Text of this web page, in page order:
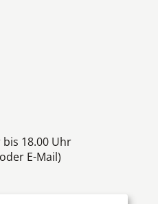
18.00 Uhr
E-Mail)